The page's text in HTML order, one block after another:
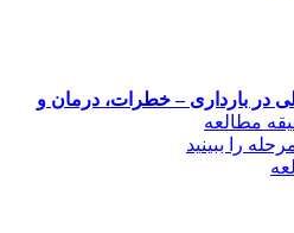
در بارداری – خطرات، درمان و
را ببینید